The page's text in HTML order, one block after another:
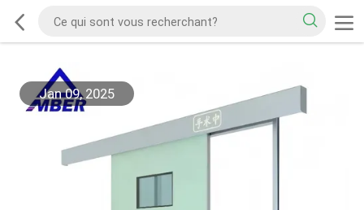
Jan 09, 2025